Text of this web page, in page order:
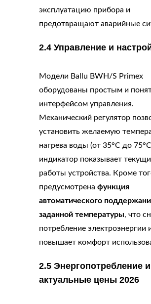
эксплуатацию прибора и
предотвращают аварийные
2.4 Управление и
Модели Ballu BWH/S Primex
оборудованы простым и
интерфейсом управления.
Механический регулятор
установить желаемую
нагрева воды (от 35°C до
индикатор показывает
работы устройства. Кроме
предусмотрена функция
автоматического
заданной температуры, что
потребление электроэнергии
повышает комфорт
2.5 Энергопотребление и
актуальные цены 2026